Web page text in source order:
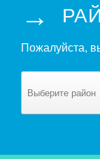
→
Пожалуйста,